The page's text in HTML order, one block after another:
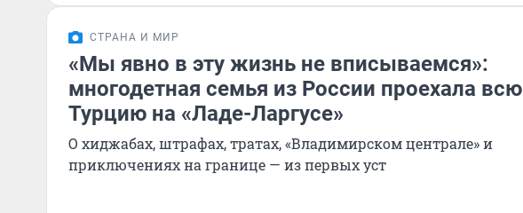
СТРАНА И МИР
«Мы явно в эту жизнь не вписываемся»:
многодетная семья из России проехала всю
Турцию на «Ладе-Ларгусе»
О хиджабах, штрафах, тратах, «Владимирском централе» и
приключениях на границе — из первых уст